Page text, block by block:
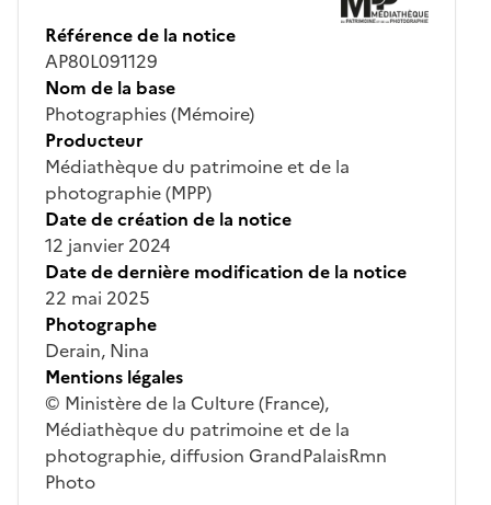
Référence de la notice
AP80L091129
Nom de la base
Photographies (Mémoire)
Producteur
Médiathèque du patrimoine et de la
photographie (MPP)
Date de création de la notice
12 janvier 2024
Date de dernière modification de la notice
22 mai 2025
Photographe
Derain, Nina
Mentions légales
© Ministère de la Culture (France),
Médiathèque du patrimoine et de la
photographie, diffusion GrandPalaisRmn
Photo